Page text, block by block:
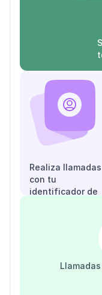
Realiza llamadas
con tu
identificador de